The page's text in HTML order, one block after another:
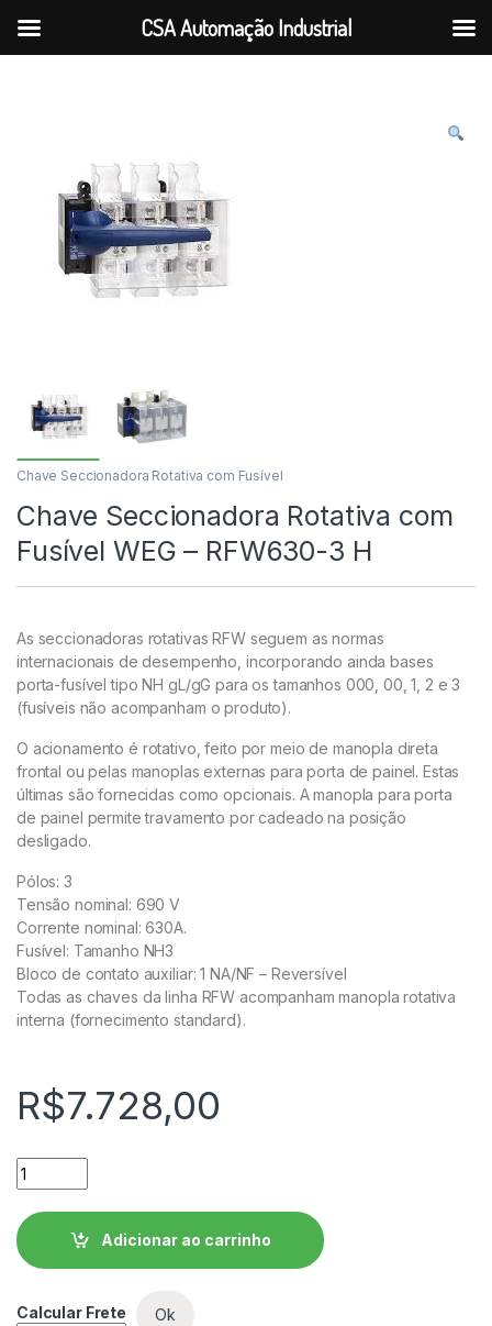
Chave Seccionadora Rotativa com Fusível
Chave Seccionadora Rotativa com
Fusível WEG – RFW630-3 H
As seccionadoras rotativas RFW seguem as normas
internacionais de desempenho, incorporando ainda bases
porta-fusível tipo NH gL/gG para os tamanhos 000, 00, 1, 2 e 3
(fusíveis não acompanham o produto).
O acionamento é rotativo, feito por meio de manopla direta
frontal ou pelas manoplas externas para porta de painel. Estas
últimas são fornecidas como opcionais. A manopla para porta
de painel permite travamento por cadeado na posição
desligado.
Pólos: 3
Tensão nominal: 690 V
Corrente nominal: 630A.
Fusível: Tamanho NH3
Bloco de contato auxiliar: 1 NA/NF – Reversível
Todas as chaves da linha RFW acompanham manopla rotativa
interna (fornecimento standard).
R$7.728,00
Chave Seccionadora Rotativa com Fusível WEG - RFW630-3
Adicionar ao carrinho
Calcular Frete Ok
CSA Automação Industrial